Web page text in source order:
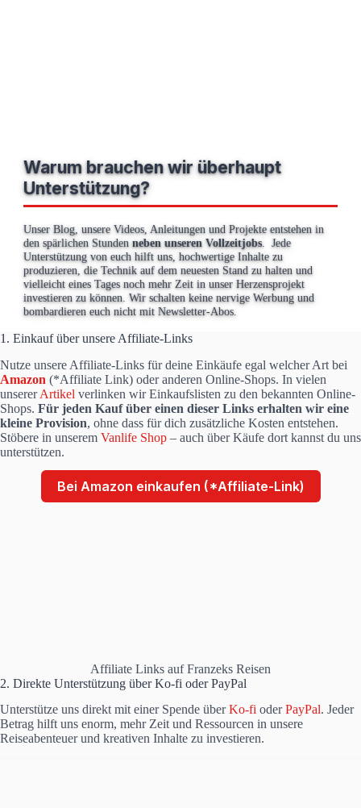
Warum brauchen wir überhaupt
Unterstützung?
Unser Blog, unsere Videos, Anleitungen und Projekte entstehen in
den spärlichen Stundenneben unseren Vollzeitjobs. Jede
Unterstützung von euch hilft uns, hochwertige Inhalte zu
produzieren, die Technik auf dem neuesten Stand zu halten und
vielleicht eines Tages noch mehr Zeit in unser Herzensprojekt
investieren zu können. Wir schalten keine nervige Werbung und
bombardieren euch nicht mit Newsletter-Abos.
1. Einkauf über unsere Affiliate-Links
Nutze unsere Affiliate-Links für deine Einkäufe egal welcher Art bei
Amazon (*Affiliate Link) oder anderen Online-Shops. In vielen
unsererArtikel verlinken wir Einkaufslisten zu den bekannten Online-
Shops. Für jeden Kauf über einen dieser Links erhalten wir eine
kleine Provision, ohne dass für dich zusätzliche Kosten entstehen.
Stöbere in unserem Vanlife Shop – auch über Käufe dort kannst du uns
unterstützen.
Bei Amazon einkaufen (*Affiliate-Link)
Affiliate Links auf Franzeks Reisen
2. Direkte Unterstützung über Ko-fi oder PayPal
Unterstütze uns direkt mit einer Spende überKo-fi oderPayPal. Jeder
Betrag hilft uns enorm, mehr Zeit und Ressourcen in unsere
Reiseabenteuer und kreativen Inhalte zu investieren.